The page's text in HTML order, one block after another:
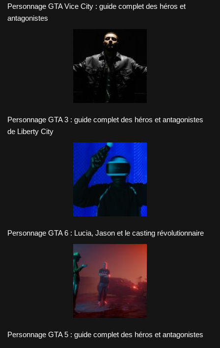
Personnage GTA Vice City : guide complet des héros et
antagonistes
Personnage GTA 3 : guide complet des héros et antagonistes
de Liberty City
Personnage GTA 6 : Lucia, Jason et le casting révolutionnaire
Personnage GTA 5 : guide complet des héros et antagonistes